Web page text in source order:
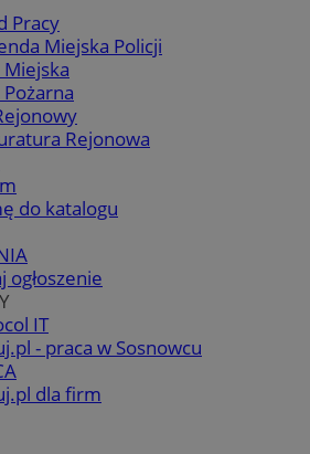
Pracy
Miejska Policji
Miejska
Pożarna
Rejonowa
do katalogu
ogłoszenie
IT
- praca w Sosnowcu
dla firm